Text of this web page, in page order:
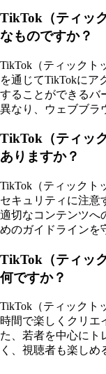
TikTok（ティッ
なものですか？
TikTok（ティックト
を通じてTikTokにア
することができるバ
異なり、ウェブブラ
TikTok（ティッ
ありますか？
TikTok（ティックト
セキュリティに注意
適切なコンテンツへ
めのガイドラインを
TikTok（ティッ
何ですか？
TikTok（ティックト
時間で楽しくクリエ
た、若者を中心にト
く、視聴者も楽しめ